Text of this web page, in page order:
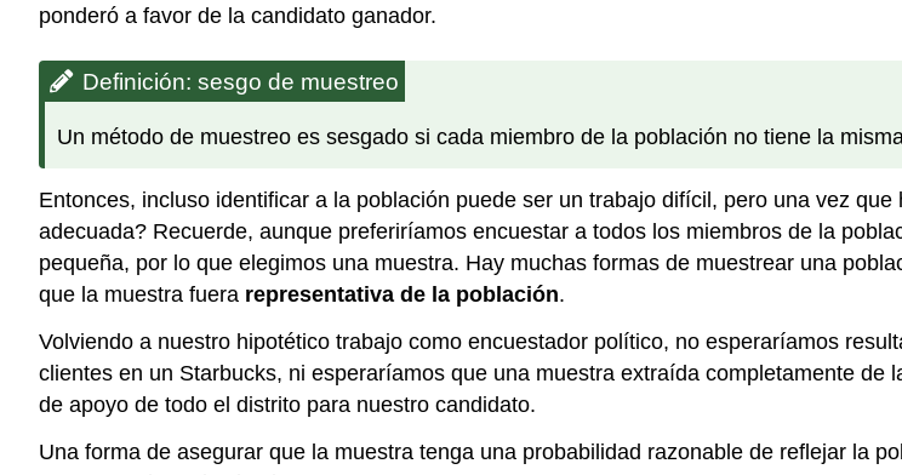
ponderó a favor de la candidato ganador.
Definición: sesgo de muestreo
Un método de muestreo es sesgado si cada miembro de la población no tiene la
Entonces, incluso identificar a la población puede ser un trabajo difícil, pero una vez
adecuada? Recuerde, aunque preferiríamos encuestar a todos los miembros de la
pequeña, por lo que elegimos una muestra. Hay muchas formas de muestrear una
que la muestra fuera representativa de la población.
Volviendo a nuestro hipotético trabajo como encuestador político, no esperaríamos
clientes en un Starbucks, ni esperaríamos que una muestra extraída completamente
de apoyo de todo el distrito para nuestro candidato.
Una forma de asegurar que la muestra tenga una probabilidad razonable de reflejar la